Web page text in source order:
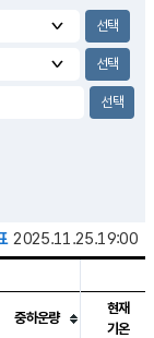
2025.11.25.19:00
중하운량
현재
기온